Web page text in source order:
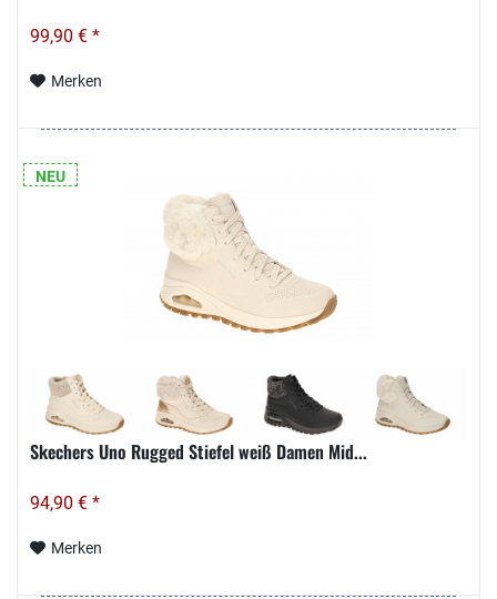
99,90 € *
Merken
NEU
Skechers Uno Rugged Stiefel weiß Damen Mid...
94,90 € *
Merken